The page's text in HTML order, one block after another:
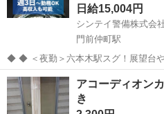
日給15,004円
門前仲町駅
◆ ◆ ＜夜勤＞六本木駅スグ！展望台や美術館エリアの巡回などのお仕
事をお任せ！ 21時スタートの夜勤だ
ー♪ 基本的に屋内勤務だから 天候に
＼未経験スタート...
東京 江東区 門前仲町駅
アコーディオン
き